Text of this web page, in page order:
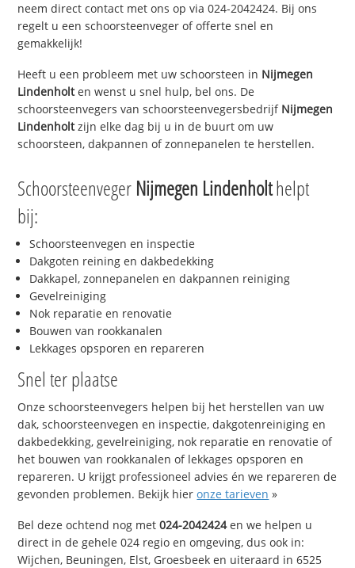
neem direct contact met ons op via 024-2042424. Bij ons
regelt u een schoorsteenveger of offerte snel en
gemakkelijk!
Heeft u een probleem met uw schoorsteen in Nijmegen
Lindenholten wenst u snel hulp, bel ons. De
schoorsteenvegers van schoorsteenvegersbedrijf Nijmegen
Lindenholtzijn elke dag bij u in de buurt om uw
schoorsteen, dakpannen of zonnepanelen te herstellen.
Schoorsteenveger Nijmegen Lindenholthelpt
bij:
Schoorsteenvegen en inspectie
Dakgoten reining en dakbedekking
Dakkapel, zonnepanelen en dakpannen reiniging
Gevelreiniging
Nok reparatie en renovatie
Bouwen van rookkanalen
Lekkages opsporen en repareren
Snel ter plaatse
Onze schoorsteenvegers helpen bij het herstellen van uw
dak, schoorsteenvegen en inspectie, dakgotenreiniging en
dakbedekking, gevelreiniging, nok reparatie en renovatie of
het bouwen van rookkanalen of lekkages opsporen en
repareren. U krijgt professioneel advies én we repareren de
gevonden problemen. Bekijk hieronze tarieven »
Bel deze ochtend nog met024-2042424en we helpen u
direct in de gehele 024 regio en omgeving, dus ook in:
Wijchen, Beuningen, Elst, Groesbeek en uiteraard in 6525